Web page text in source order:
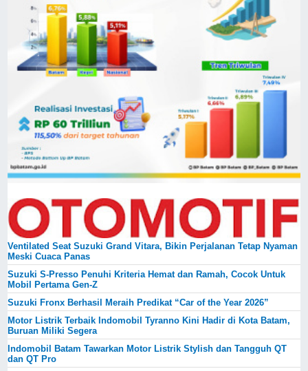
Ventilated Seat Suzuki Grand Vitara, Bikin Perjalanan Tetap Nyaman
Meski Cuaca Panas
Suzuki S-Presso Penuhi Kriteria Hemat dan Ramah, Cocok Untuk
Mobil Pertama Gen-Z
Suzuki Fronx Berhasil Meraih Predikat “Car of the Year 2026”
Motor Listrik Terbaik Indomobil Tyranno Kini Hadir di Kota Batam,
Buruan Miliki Segera
Indomobil Batam Tawarkan Motor Listrik Stylish dan Tangguh QT
dan QT Pro